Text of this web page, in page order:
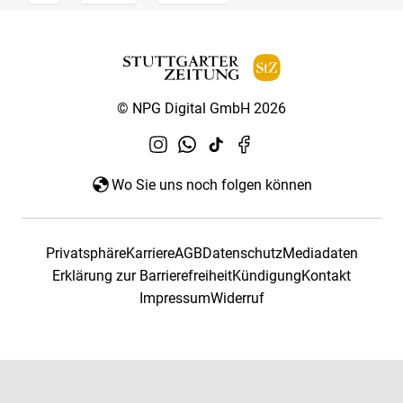
© NPG Digital GmbH 2026
Wo Sie uns noch folgen können
PrivatsphäreKarriereAGBDatenschutzMediadaten
Erklärung zur BarrierefreiheitKündigungKontakt
ImpressumWiderruf